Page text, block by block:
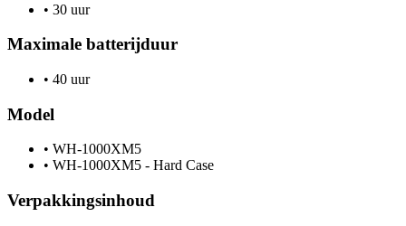
• 30 uur
Maximale batterijduur
• 40 uur
Model
• WH-1000XM5
• WH-1000XM5 - Hard Case
Verpakkingsinhoud